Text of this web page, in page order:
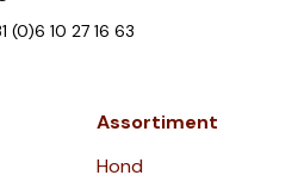
(0)6 10 27 16 63
Assortiment
Hond